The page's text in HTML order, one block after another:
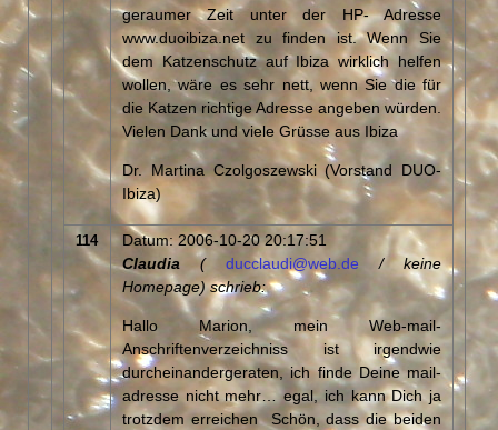
geraumer Zeit unter der HP- Adresse
www.duoibiza.net zu finden ist. Wenn Sie
dem Katzenschutz auf Ibiza wirklich helfen
wollen, wäre es sehr nett, wenn Sie die für
die Katzen richtige Adresse angeben würden.
Vielen Dank und viele Grüsse aus Ibiza
Dr. Martina Czolgoszewski (Vorstand DUO-
Ibiza)
114
Datum: 2006-10-20 20:17:51
Claudia ( ducclaudi@web.de / keine
Homepage) schrieb:
Hallo Marion, mein Web-mail-
Anschriftenverzeichniss ist irgendwie
durcheinandergeraten, ich finde Deine mail-
adresse nicht mehr… egal, ich kann Dich ja
trotzdem erreichen Schön, dass die beiden